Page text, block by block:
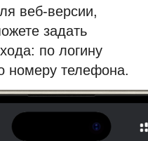
веб-версии,
задать
по логину
номеру телефона.